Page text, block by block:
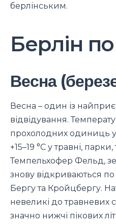
берлінським.
Берлін
Весна
Весна – один із
відвідування.
прохолодних одиниць
+15–19 °C у травні, парки,
Темпельхофер Фельд,
знову відкриваються
Бергу та Кройцбергу.
невеликі до травневих
значно нижчі пікових